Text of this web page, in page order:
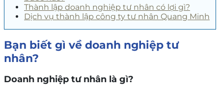
Thành lập doanh nghiệp tư nhân có lợi gì?
Dịch vụ thành lập công ty tư nhân Quang Minh
Bạn biết gì về doanh nghiệp tư
nhân?
Doanh nghiệp tư nhân là gì?